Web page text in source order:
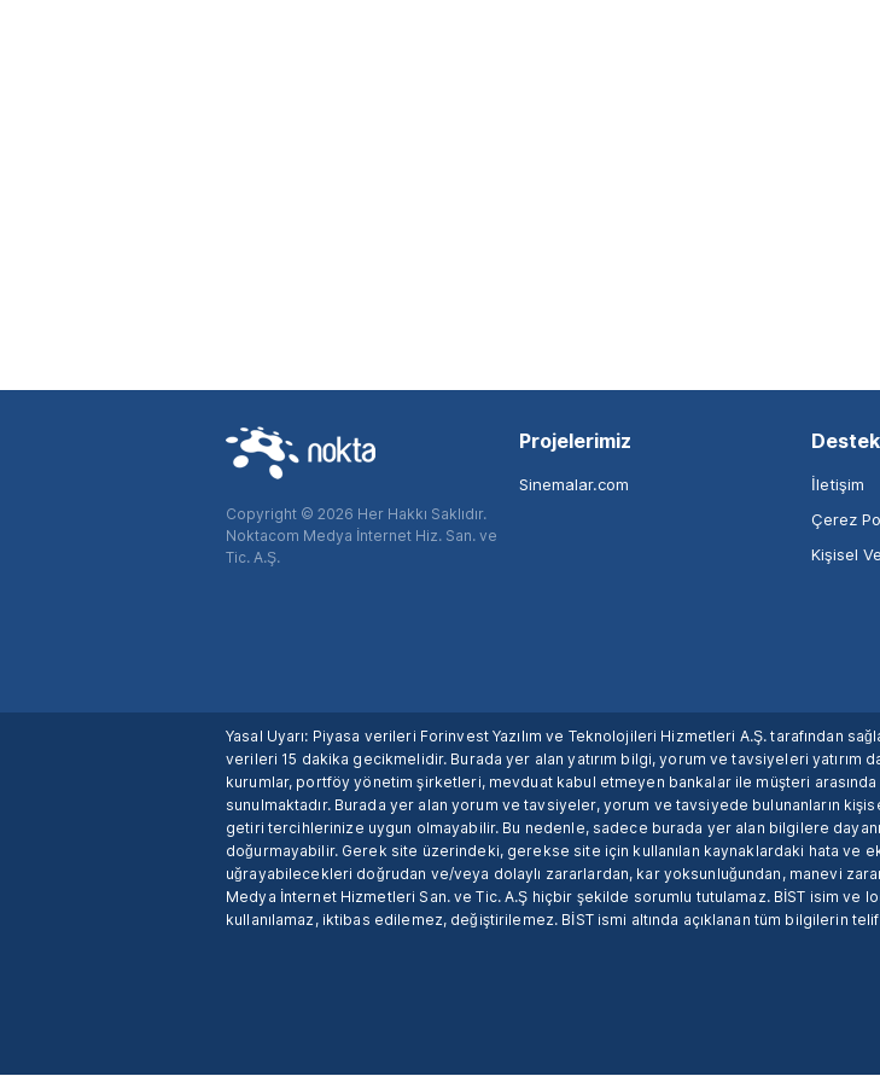
Copyright © 2026 Her Hakkı Saklıdır.
Noktacom Medya İnternet Hiz. San. ve
Tic. A.Ş.
Projelerimiz
Sinemalar.com
Destek
İletişim
Çerez
Kişisel
Yasal Uyarı: Piyasa verileri Forinvest Yazılım ve Teknolojileri Hizmetleri A.Ş. tarafından
verileri 15 dakika gecikmelidir. Burada yer alan yatırım bilgi, yorum ve tavsiyeleri yatırım
kurumlar, portföy yönetim şirketleri, mevduat kabul etmeyen bankalar ile müşteri arasında
sunulmaktadır. Burada yer alan yorum ve tavsiyeler, yorum ve tavsiyede bulunanların
getiri tercihlerinize uygun olmayabilir. Bu nedenle, sadece burada yer alan bilgilere
doğurmayabilir. Gerek site üzerindeki, gerekse site için kullanılan kaynaklardaki hata ve
uğrayabilecekleri doğrudan ve/veya dolaylı zararlardan, kar yoksunluğundan, manevi
Medya İnternet Hizmetleri San. ve Tic. A.Ş hiçbir şekilde sorumlu tutulamaz. BİST isim ve
kullanılamaz, iktibas edilemez, değiştirilemez. BİST ismi altında açıklanan tüm bilgilerin